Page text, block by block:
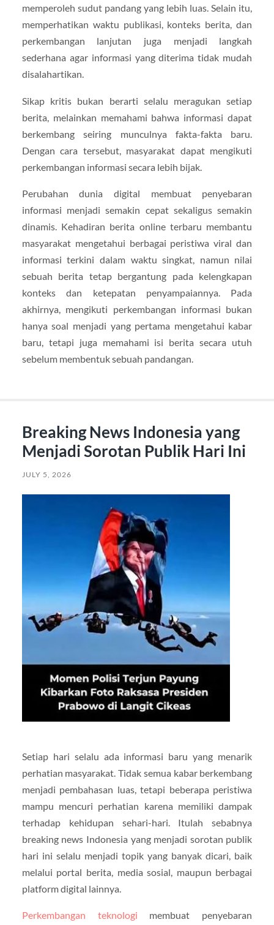
memperoleh sudut pandang yang lebih luas. Selain itu,
memperhatikan waktu publikasi, konteks berita, dan
perkembangan lanjutan juga menjadi langkah
sederhana agar informasi yang diterima tidak mudah
disalahartikan.
Sikap kritis bukan berarti selalu meragukan setiap
berita, melainkan memahami bahwa informasi dapat
berkembang seiring munculnya fakta-fakta baru.
Dengan cara tersebut, masyarakat dapat mengikuti
perkembangan informasi secara lebih bijak.
Perubahan dunia digital membuat penyebaran
informasi menjadi semakin cepat sekaligus semakin
dinamis. Kehadiran berita online terbaru membantu
masyarakat mengetahui berbagai peristiwa viral dan
informasi terkini dalam waktu singkat, namun nilai
sebuah berita tetap bergantung pada kelengkapan
konteks dan ketepatan penyampaiannya. Pada
akhirnya, mengikuti perkembangan informasi bukan
hanya soal menjadi yang pertama mengetahui kabar
baru, tetapi juga memahami isi berita secara utuh
sebelum membentuk sebuah pandangan.
Breaking News Indonesia yang
Menjadi Sorotan Publik Hari Ini
JULY 5, 2026
Setiap hari selalu ada informasi baru yang menarik
perhatian masyarakat. Tidak semua kabar berkembang
menjadi pembahasan luas, tetapi beberapa peristiwa
mampu mencuri perhatian karena memiliki dampak
terhadap kehidupan sehari-hari. Itulah sebabnya
breaking news Indonesia yang menjadi sorotan publik
hari ini selalu menjadi topik yang banyak dicari, baik
melalui portal berita, media sosial, maupun berbagai
platform digital lainnya.
Perkembangan teknologi membuat penyebaran